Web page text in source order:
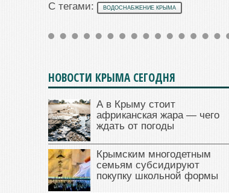
С тегами: ВОДОСНАБЖЕНИЕ КРЫМА
НОВОСТИ КРЫМА СЕГОДНЯ
А в Крыму стоит
африканская жара — чего
ждать от погоды
Крымским многодетным
семьям субсидируют
покупку школьной формы